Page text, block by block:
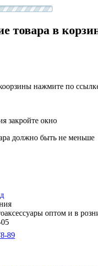
товара в
нажмите по
закройте окно
должно быть не меньше
оптом и в
89